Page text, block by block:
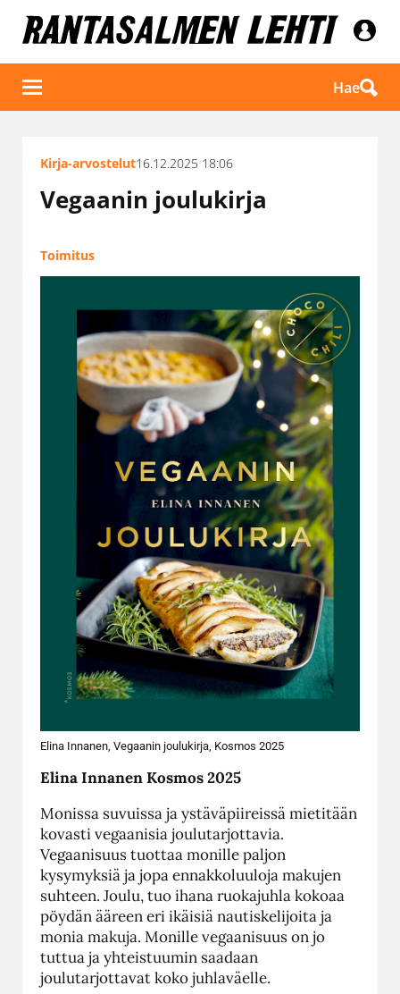
Hae
Kirja-arvostelut16.12.2025 18:06
Vegaanin joulukirja
Toimitus
Elina Innanen, Vegaanin joulukirja, Kosmos 2025
Elina Innanen Kosmos 2025
Monissa suvuissa ja ystäväpiireissä mietitään
kovasti vegaanisia joulutarjottavia.
Vegaanisuus tuottaa monille paljon
kysymyksiä ja jopa ennakkoluuloja makujen
suhteen. Joulu, tuo ihana ruokajuhla kokoaa
pöydän ääreen eri ikäisiä nautiskelijoita ja
monia makuja. Monille vegaanisuus on jo
tuttua ja yhteistuumin saadaan
joulutarjottavat koko juhlaväelle.